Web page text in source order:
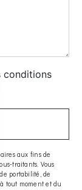
le
conditions
aux fins de
traitants. Vous
portabilité, de
tout moment et du